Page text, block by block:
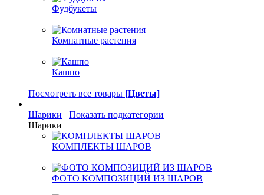
Фудбукеты
Комнатные растения
Кашпо
Посмотреть все товары [Цветы]
Шарики
Показать подкатегории
Шарики
КОМПЛЕКТЫ ШАРОВ
ФОТО КОМПОЗИЦИЙ ИЗ ШАРОВ